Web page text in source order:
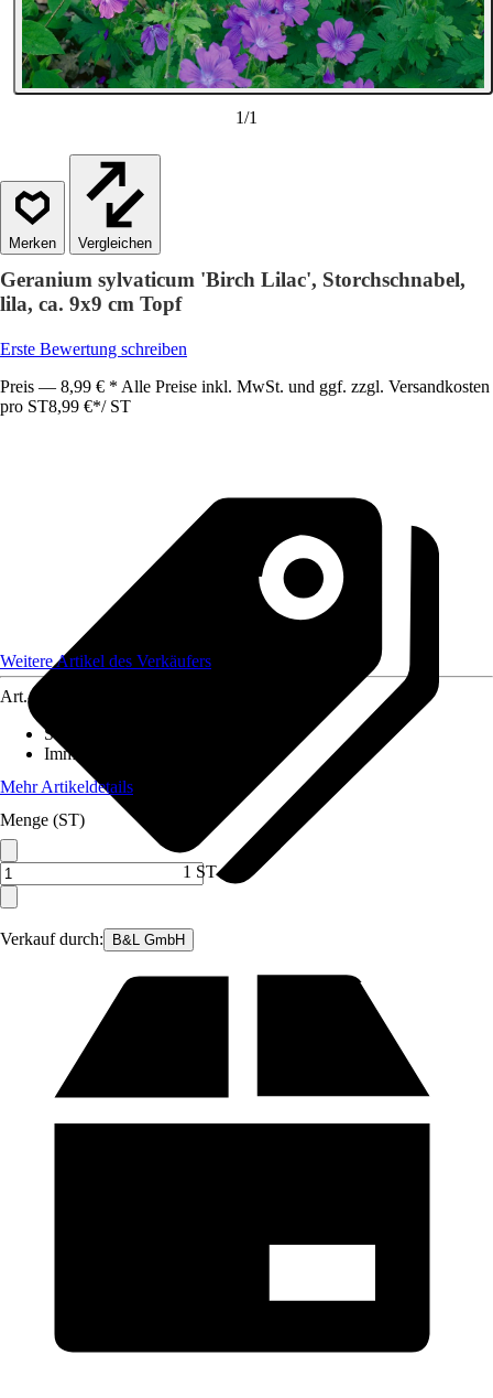
1/1
Vergleichen
Geranium sylvaticum 'Birch Lilac', Storchschnabel,
lila, ca. 9x9 cm Topf
Erste Bewertung schreiben
Preis — 8,99 € * Alle Preise inkl. MwSt. und ggf. zzgl. Versandkosten
pro ST8,99 €*/ ST
Verkauf durch: B&L GmbH
Weitere Artikel des Verkäufers
Art.-Nr.
Standort
Immergrün
Mehr Artikeldetails
Menge (ST)
1 ST